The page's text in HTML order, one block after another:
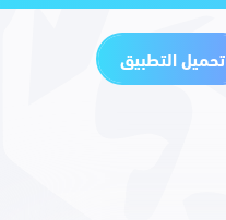
تحميل التطبيق